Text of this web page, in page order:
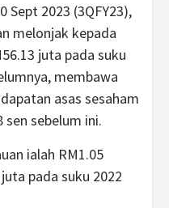
Sept 2023 (3QFY23),
melonjak kepada
juta pada suku
membawa
asas sesaham
sen sebelum ini.
ialah RM1.05
pada suku 2022